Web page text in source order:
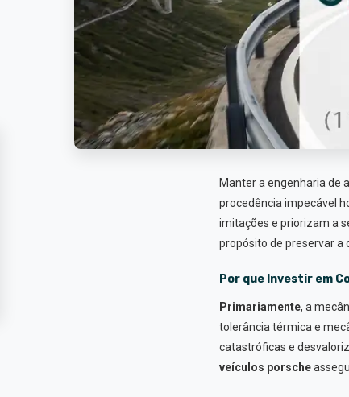
Manter a engenharia de
procedência impecável
imitações e priorizam a
propósito de preservar a
Por que Investir em
Primariamente, a
tolerância térmica e
catastróficas e
veículos porsche